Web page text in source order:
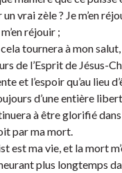
vrai zèle ? Je m’en
réjouir ;
tournera à mon
de l’Esprit de Jésus-
et l’espoir qu’au lieu
d’une entière
à être glorifié dans
par ma mort.
est ma vie, et la mort
plus longtemps